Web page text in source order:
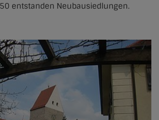
entstanden Neubausiedlungen.